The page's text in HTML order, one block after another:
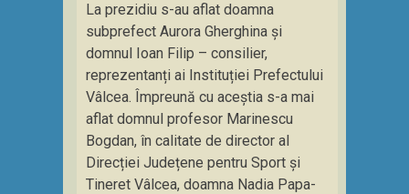
La prezidiu s-au aflat doamna
subprefect Aurora Gherghina și
domnul Ioan Filip – consilier,
reprezentanți ai Instituției Prefectului
Vâlcea. Împreună cu aceștia s-a mai
aflat domnul profesor Marinescu
Bogdan, în calitate de director al
Direcției Județene pentru Sport și
Tineret Vâlcea, doamna Nadia Papa-